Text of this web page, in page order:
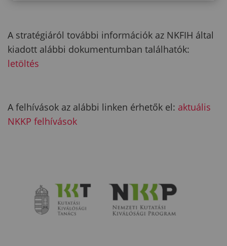
A stratégiáról további információk az NKFIH által
kiadott alábbi dokumentumban találhatók:
letöltés
A felhívások az alábbi linken érhetők el: aktuális
NKKP felhívások